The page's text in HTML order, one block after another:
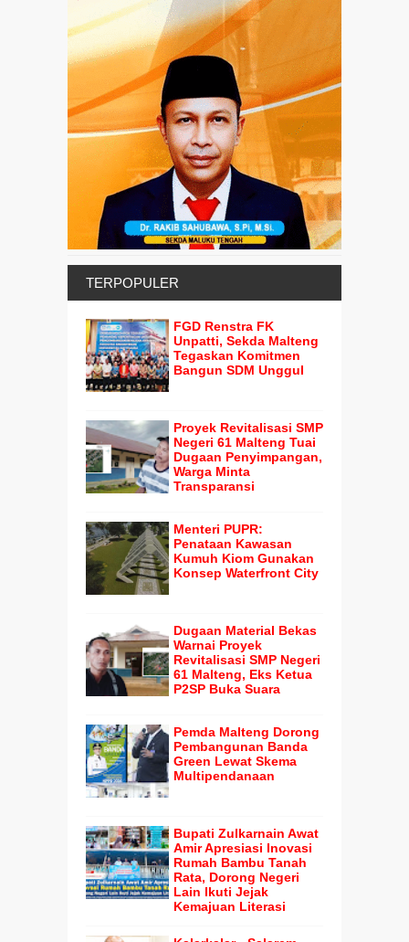
TERPOPULER
FGD Renstra FK
Unpatti, Sekda Malteng
Tegaskan Komitmen
Bangun SDM Unggul
Proyek Revitalisasi SMP
Negeri 61 Malteng Tuai
Dugaan Penyimpangan,
Warga Minta
Transparansi
Menteri PUPR:
Penataan Kawasan
Kumuh Kiom Gunakan
Konsep Waterfront City
Dugaan Material Bekas
Warnai Proyek
Revitalisasi SMP Negeri
61 Malteng, Eks Ketua
P2SP Buka Suara
Pemda Malteng Dorong
Pembangunan Banda
Green Lewat Skema
Multipendanaan
Bupati Zulkarnain Awat
Amir Apresiasi Inovasi
Rumah Bambu Tanah
Rata, Dorong Negeri
Lain Ikuti Jejak
Kemajuan Literasi